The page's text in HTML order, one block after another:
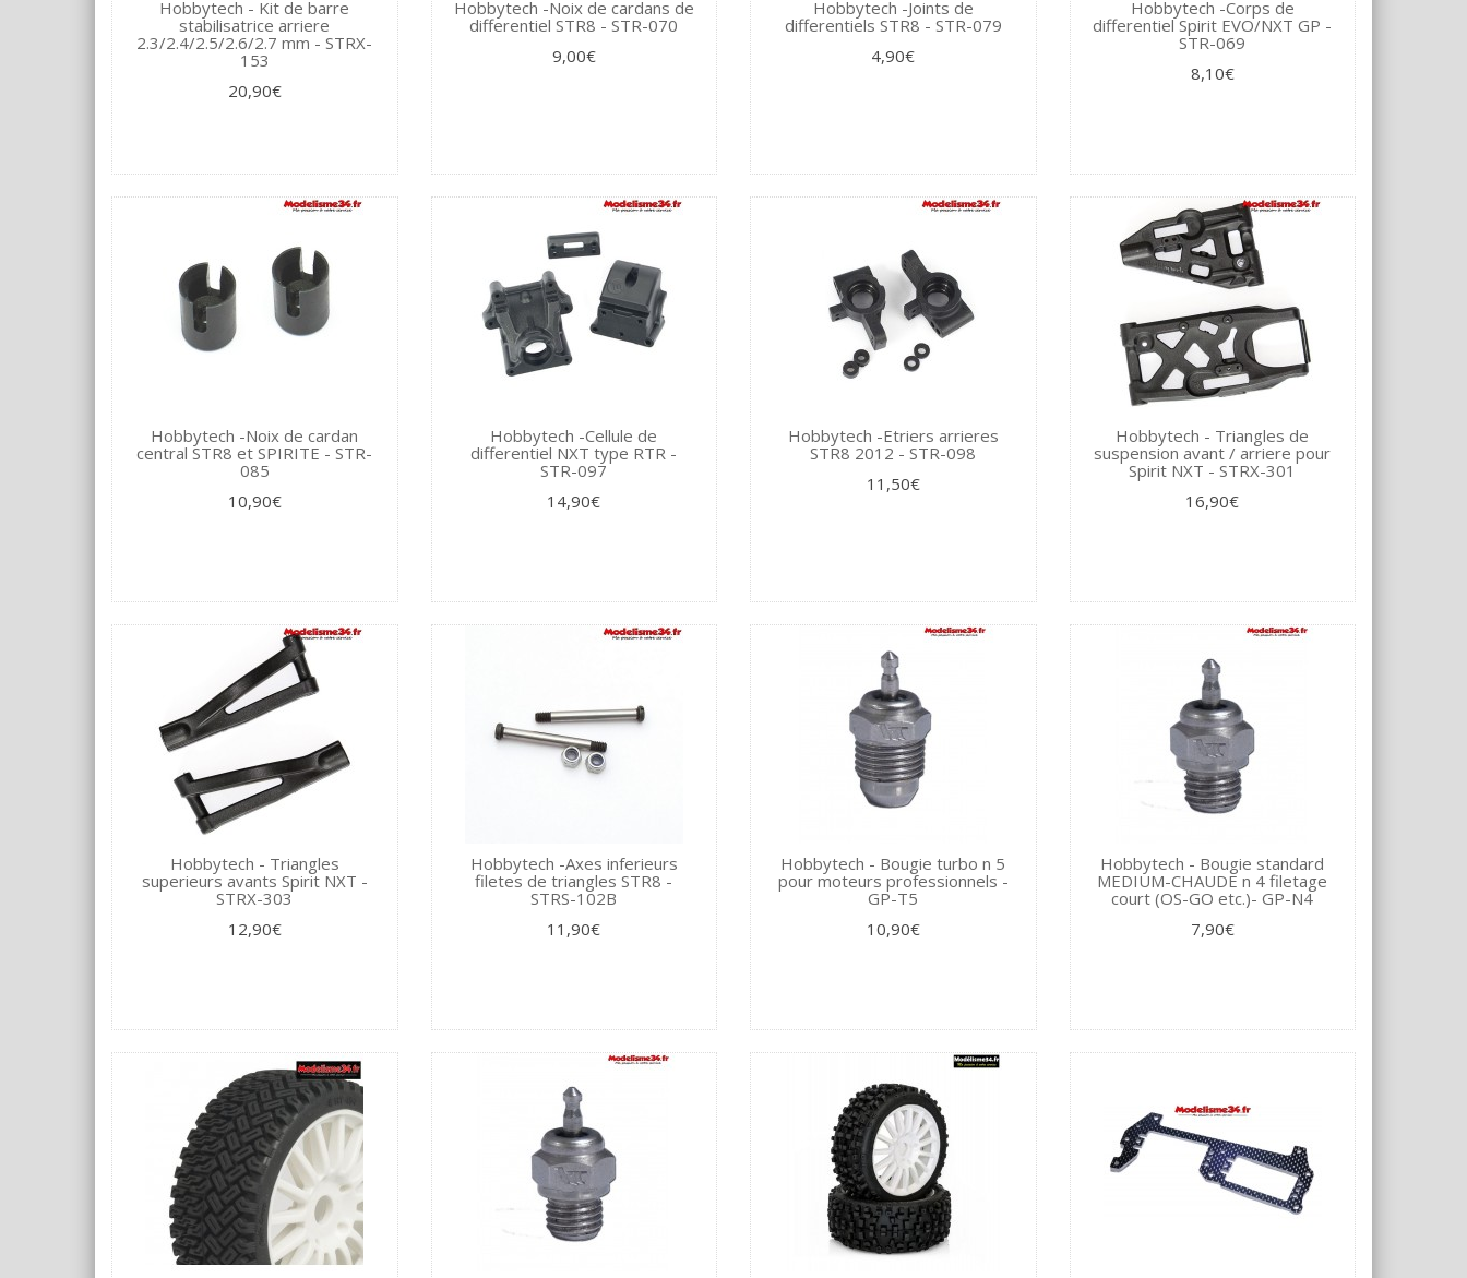
Hobbytech - Kit de barre
stabilisatrice arriere
2.3/2.4/2.5/2.6/2.7 mm - STRX-
153
20,90€
Hobbytech -Noix de cardans de
differentiel STR8 - STR-070
9,00€
Hobbytech -Joints de
differentiels STR8 - STR-079
4,90€
Hobbytech -Corps de
differentiel Spirit EVO/NXT GP -
STR-069
8,10€
Hobbytech -Noix de cardan
central STR8 et SPIRITE - STR-
085
10,90€
Hobbytech -Cellule de
differentiel NXT type RTR -
STR-097
14,90€
Hobbytech -Etriers arrieres
STR8 2012 - STR-098
11,50€
Hobbytech - Triangles de
suspension avant / arriere pour
Spirit NXT - STRX-301
16,90€
Hobbytech - Triangles
superieurs avants Spirit NXT -
STRX-303
12,90€
Hobbytech -Axes inferieurs
filetes de triangles STR8 -
STRS-102B
11,90€
Hobbytech - Bougie turbo n 5
pour moteurs professionnels -
GP-T5
10,90€
Hobbytech - Bougie standard
MEDIUM-CHAUDE n 4 filetage
court (OS-GO etc.)- GP-N4
7,90€